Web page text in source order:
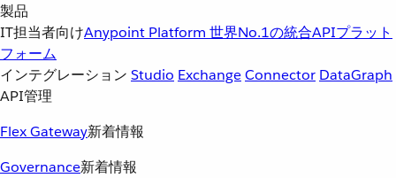
製品
IT担当者向けAnypoint Platform 世界No.1の統合APIプラット
フォーム
インテグレーション Studio ExchangeConnector DataGraph
API管理
Flex Gateway新着情報
Governance新着情報